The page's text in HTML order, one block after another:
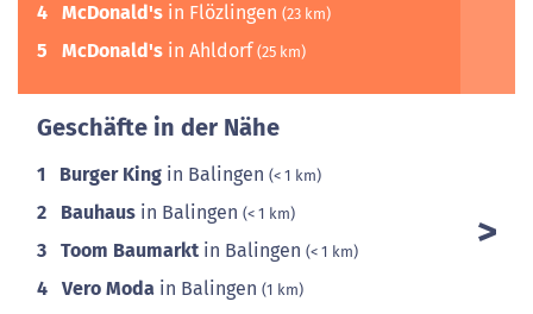
4 McDonald's in Flözlingen (23 km)
5 McDonald's in Ahldorf (25 km)
Geschäfte in der Nähe
1 Burger King in Balingen (< 1 km)
2 Bauhaus in Balingen (< 1 km)
3 Toom Baumarkt in Balingen (< 1 km)
4 Vero Moda in Balingen (1 km)